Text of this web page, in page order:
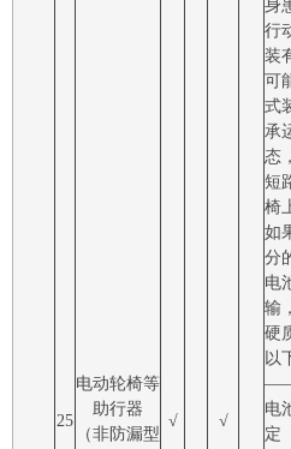
25
电动轮椅等
助行器
（非防漏型
√ √
身
行
装
可
式
承
态
短
椅
如
分
电
输
硬
以
――
电
定